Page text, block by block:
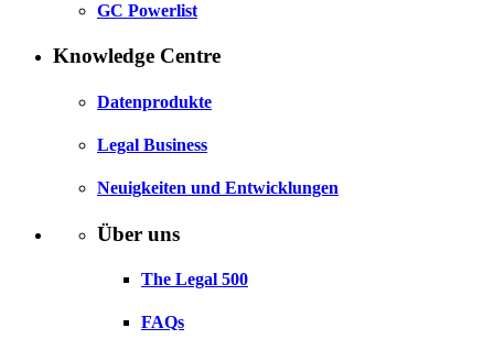
GC Powerlist
Knowledge Centre
Datenprodukte
Legal Business
Neuigkeiten und Entwicklungen
Über uns
The Legal 500
FAQs